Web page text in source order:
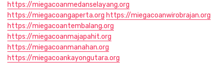
https://miegacoanmedanselayang.org
https://miegacoangaperta.org https://miegacoanwirobrajan.org
https://miegacoantembalang.org
https://miegacoanmajapahit.org
https://miegacoanmanahan.org
https://miegacoankayongutara.org